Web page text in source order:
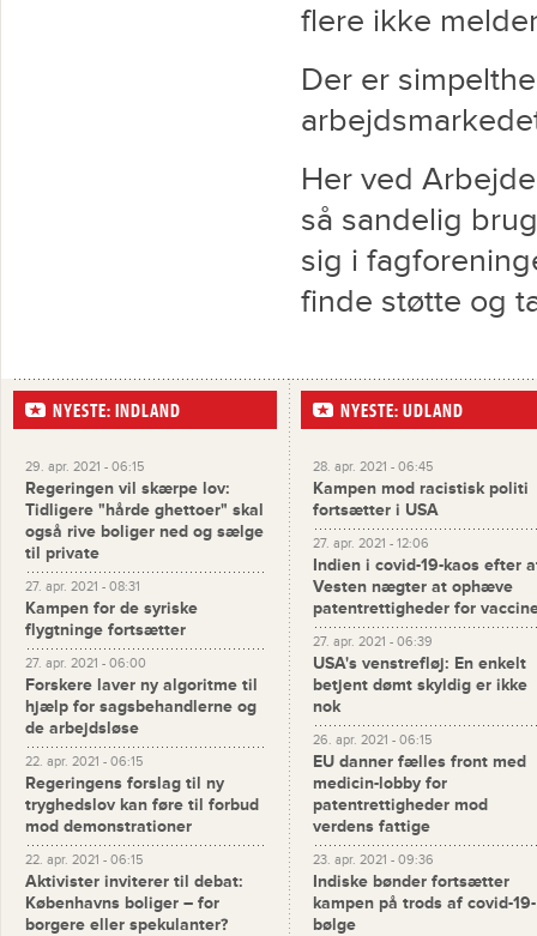
flere ikke
Der er
Her ved
så sandelig
sig i
finde støtte og
NYESTE: INDLAND
29. apr. 2021 - 06:15
Regeringen vil skærpe lov:
Tidligere "hårde ghettoer" skal
også rive boliger ned og sælge
til private
27. apr. 2021 - 08:31
Kampen for de syriske
flygtninge fortsætter
27. apr. 2021 - 06:00
Forskere laver ny algoritme til
hjælp for sagsbehandlerne og
de arbejdsløse
22. apr. 2021 - 06:15
Regeringens forslag til ny
tryghedslov kan føre til forbud
mod demonstrationer
22. apr. 2021 - 06:15
Aktivister inviterer til debat:
Københavns boliger – for
borgere eller spekulanter?
NYESTE: UDLAND
28. apr. 2021 - 06:45
Kampen mod racistisk politi
fortsætter i USA
27. apr. 2021 - 12:06
Indien i covid-19-kaos efter
Vesten nægter at ophæve
patentrettigheder for
27. apr. 2021 - 06:39
USA's venstrefløj: En enkelt
betjent dømt skyldig er ikke
nok
26. apr. 2021 - 06:15
EU danner fælles front med
medicin-lobby for
patentrettigheder mod
verdens fattige
23. apr. 2021 - 09:36
Indiske bønder fortsætter
kampen på trods af covid-19-
bølge